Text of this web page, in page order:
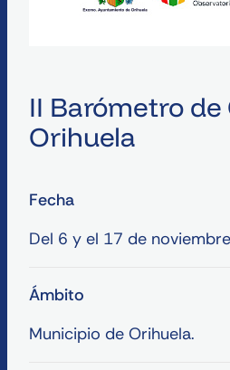
II Barómetro de
Orihuela
Fecha
Del 6 y el 17 de
Ámbito
Municipio de Orihuela.